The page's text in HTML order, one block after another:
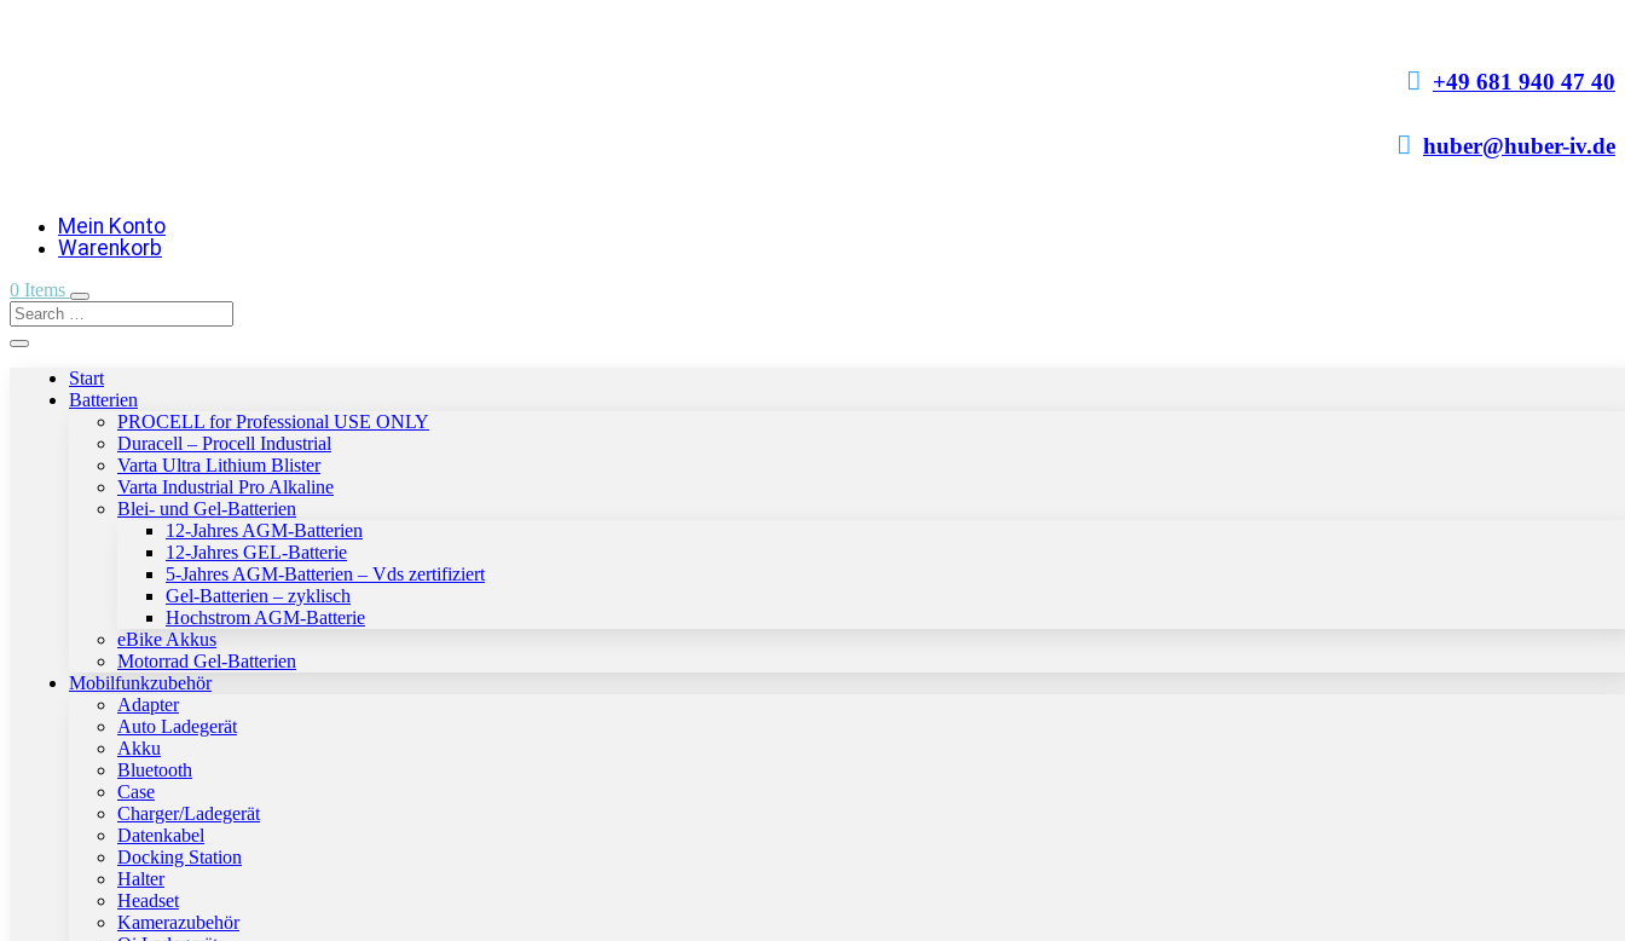
 +49 681 940 47 40
 huber@huber-iv.de
Mein Konto
Warenkorb
0 Items
Start
Batterien
PROCELL for Professional USE ONLY
Duracell – Procell Industrial
Varta Ultra Lithium Blister
Varta Industrial Pro Alkaline
Blei- und Gel-Batterien
12-Jahres AGM-Batterien
12-Jahres GEL-Batterie
5-Jahres AGM-Batterien – Vds zertifiziert
Gel-Batterien – zyklisch
Hochstrom AGM-Batterie
eBike Akkus
Motorrad Gel-Batterien
Mobilfunkzubehör
Adapter
Auto Ladegerät
Akku
Bluetooth
Case
Charger/Ladegerät
Datenkabel
Docking Station
Halter
Headset
Kamerazubehör